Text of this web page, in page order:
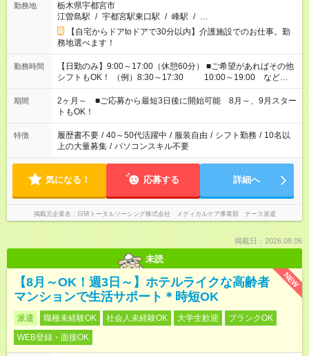
勤務地
栃木県宇都宮市
江曽島駅 / 宇都宮駅東口駅 / 峰駅 / …
【自宅からドアtoドアで30分以内】介護施設でのお仕事。勤
務地選べます！
勤務時間
【日勤のみ】9:00～17:00（休憩60分） ■ご希望があればその他
シフトもOK！ （例）8:30～17:30 10:00～19:00 など
「家族とお休みを合わせたい」 「できれば残業はしたくない」
など、あなたのご希望に沿ったお仕事をご紹介します！ ※Wワ
ーク希望の方へ 今ご覧のお仕事で希望する勤務時間と、もう1つ
のお仕事の勤務時間。 合計で週40時間を超える場合は応募でき
ません
期間
2ヶ月～ ■ご応募から最短3日後に開始可能 8月～、9月スター
トもOK！
特徴 履歴書不要 / 40～50代活躍中 / 服装自由 / シフト勤務 / 10名以
上の大量募集 / パソコンスキル不要
気になる！ 応募する 詳細へ
掲載元企業名 日研トータルソーシング株式会社 メディカルケア事業部 ナース派遣
掲載日：2026.08.06
未読
NEW
【8月～OK！週3日～】ホテルライクな高齢者
マンションで生活サポート＊時短OK
派遣 職種未経験OK 社会人未経験OK 大学生歓迎
ブランクOK
WEB登録・面接OK